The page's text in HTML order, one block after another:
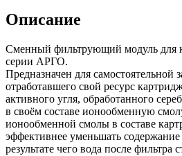
Описание
Сменный фильтрующий модуль для
серии АРГО.
Предназначен для самостоятельной
отработавшего свой ресурс
активного угля, обработанного
в своём составе ионообменную
ионообменной смолы в составе
эффективнее уменьшать содержание
результате чего вода после фильтра